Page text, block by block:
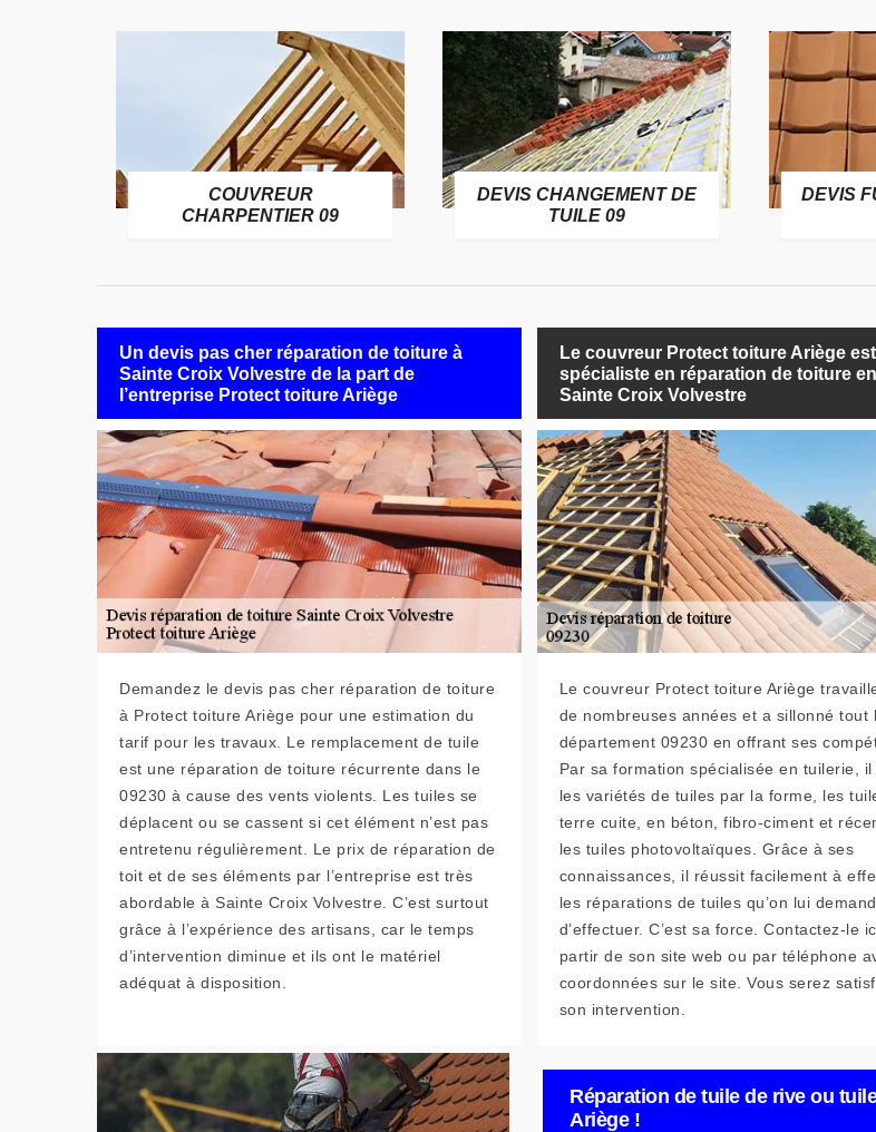
COUVREUR
CHARPENTIER 09
DEVIS CHANGEMENT DE
TUILE 09
DEVIS
Un devis pas cher réparation de toiture à
Sainte Croix Volvestre de la part de
l’entreprise Protect toiture Ariège
Demandez le devis pas cher réparation de toiture
à Protect toiture Ariège pour une estimation du
tarif pour les travaux. Le remplacement de tuile
est une réparation de toiture récurrente dans le
09230 à cause des vents violents. Les tuiles se
déplacent ou se cassent si cet élément n’est pas
entretenu régulièrement. Le prix de réparation de
toit et de ses éléments par l’entreprise est très
abordable à Sainte Croix Volvestre. C’est surtout
grâce à l’expérience des artisans, car le temps
d’intervention diminue et ils ont le matériel
adéquat à disposition.
Le couvreur Protect toiture Ariège
spécialiste en réparation de toiture
Sainte Croix Volvestre
Le couvreur Protect toiture Ariège
de nombreuses années et a sillonné tout
département 09230 en offrant ses
Par sa formation spécialisée en tuilerie, il
les variétés de tuiles par la forme, les
terre cuite, en béton, fibro-ciment et
les tuiles photovoltaïques. Grâce à ses
connaissances, il réussit facilement à
les réparations de tuiles qu’on lui
d’effectuer. C’est sa force. Contactez-le
partir de son site web ou par téléphone
coordonnées sur le site. Vous serez
son intervention.
Réparation de tuile de rive ou
Ariège !